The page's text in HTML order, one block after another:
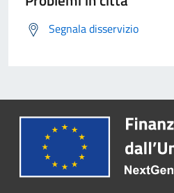
Segnala disservizio